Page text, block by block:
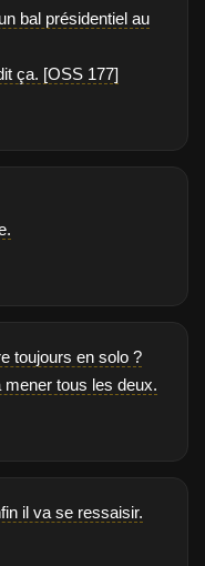
bal présidentiel au
ça. [OSS 177]
toujours en solo ?
tous les deux.
il va se ressaisir.